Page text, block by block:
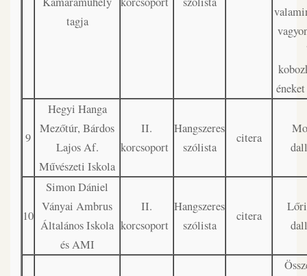
tagja
9
Hegyi Hanga
Mezőtúr, Bárdos
Lajos Af.
Művészeti Iskola
II.
korcsoport
Hangszeres
szólista
citera
10
Simon Dániel
Ványai Ambrus
Általános Iskola
és AMI
II.
korcsoport
Hangszeres
szólista
citera